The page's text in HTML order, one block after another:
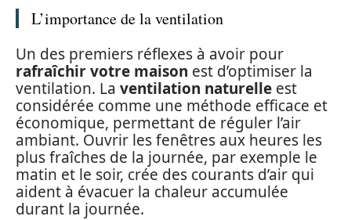
L’importance de la ventilation
Un des premiers réflexes à avoir pour
rafraîchir votre maison est d’optimiser la
ventilation. La ventilation naturelle est
considérée comme une méthode efficace et
économique, permettant de réguler l’air
ambiant. Ouvrir les fenêtres aux heures les
plus fraîches de la journée, par exemple le
matin et le soir, crée des courants d’air qui
aident à évacuer la chaleur accumulée
durant la journée.